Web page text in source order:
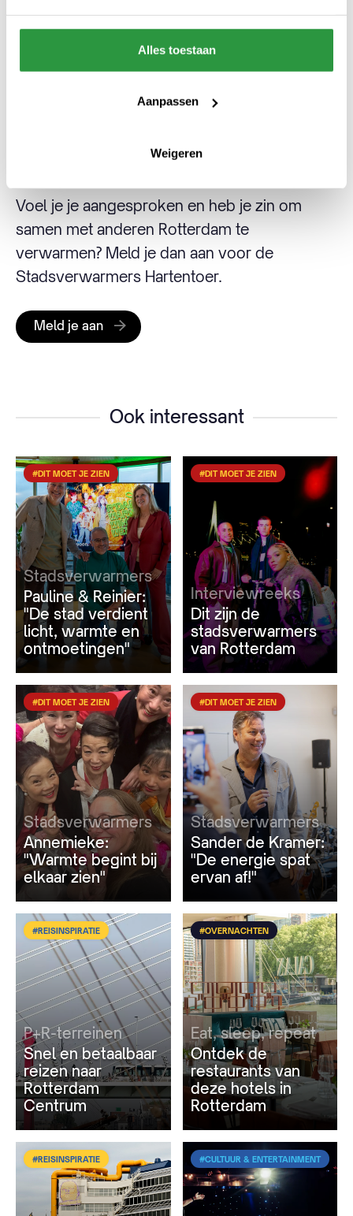
Alles toestaan
Aanpassen
Weigeren
een opgeladen telefoon om momenten
Voel je je aangesproken en heb je zin om
samen met anderen Rotterdam te
verwarmen? Meld je dan aan voor de
Stadsverwarmers Hartentoer.
Meld je aan
Ook interessant
#DIT MOET JE ZIEN
Stadsverwarmers
Pauline & Reinier:
"De stad verdient
licht, warmte en
ontmoetingen"
#DIT MOET JE ZIEN
Interviewreeks
Dit zijn de
stadsverwarmers
van Rotterdam
#DIT MOET JE ZIEN
Stadsverwarmers
Annemieke:
"Warmte begint bij
elkaar zien"
#DIT MOET JE ZIEN
Stadsverwarmers
Sander de Kramer:
"De energie spat
ervan af!"
#REISINSPIRATIE
P+R-terreinen
Snel en betaalbaar
reizen naar
Rotterdam
Centrum
#OVERNACHTEN
Eat, sleep, repeat
Ontdek de
restaurants van
deze hotels in
Rotterdam
#REISINSPIRATIE #CULTUUR & ENTERTAINMENT